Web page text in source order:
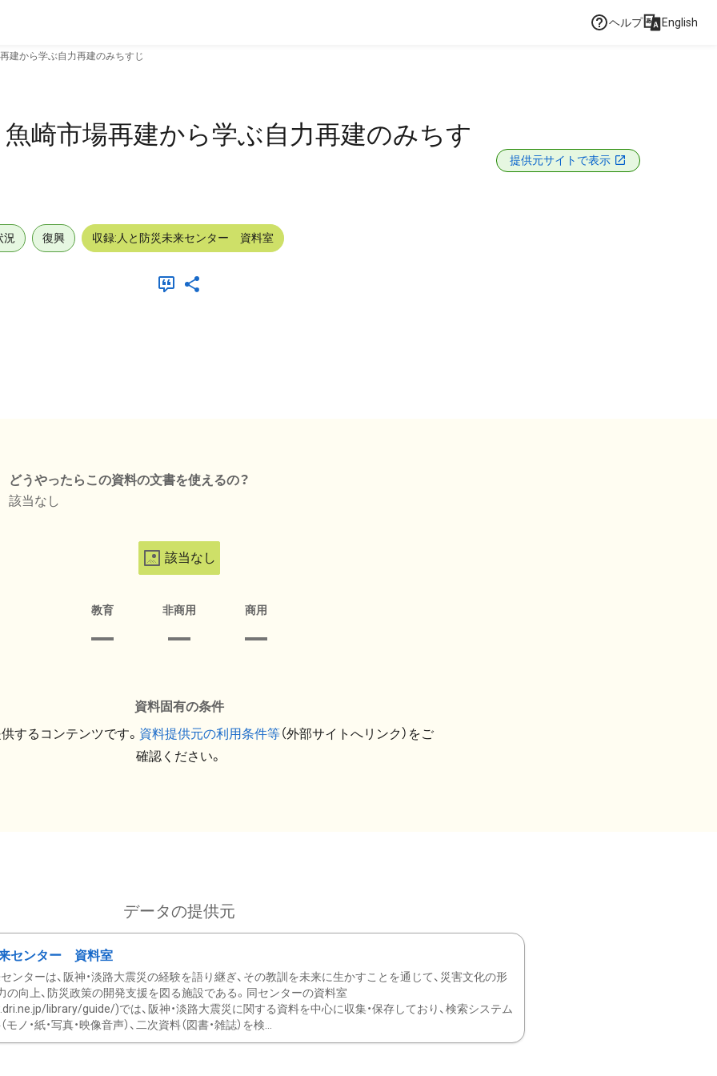
ヘルプ English
建から学ぶ自力再建のみちすじ
崎市場再建から学ぶ自力再建のみちす
提供元サイトで表示
況 復興 収録:人と防災未来センター 資料室
どうやったらこの資料の文書を使えるの？
該当なし
該当なし
教育 非商用 商用
資料固有の条件
するコンテンツです。 資料提供元の利用条件等（外部サイトへリンク）をご
確認ください。
データの提供元
センター 資料室
ンターは、阪神・淡路大震災の経験を語り継ぎ、その教訓を未来に生かすことを通じて、災害文化の形
の向上、防災政策の開発支援を図る施設である。同センターの資料室
library/guide/)では、阪神・淡路大震災に関する資料を中心に収集・保存しており、検索システム
ノ・紙・写真・映像音声）、二次資料（図書・雑誌）を検...